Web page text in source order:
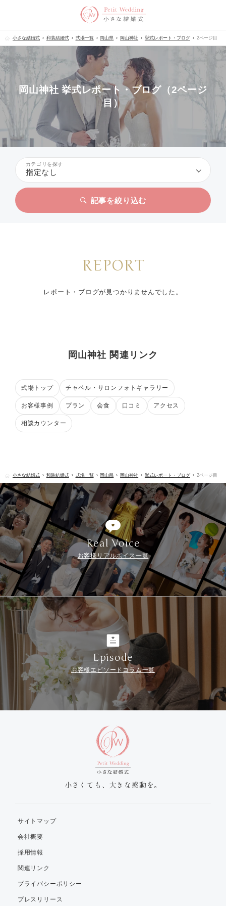
小さな結婚式 和装結婚式 式場一覧 岡山県 岡山神社 挙式レポート・ブログ 2ページ目
岡山神社 挙式レポート・ブログ（2ページ
目）
カテゴリを探す
指定なし
記事を絞り込む
REPORT
レポート・ブログが見つかりませんでした。
岡山神社 関連リンク
式場トップ チャペル・サロンフォトギャラリー
お客様事例 プラン 会食 口コミ アクセス
相談カウンター
小さな結婚式 和装結婚式 式場一覧 岡山県 岡山神社 挙式レポート・ブログ 2ページ目
Real Voice
お客様リアルボイス一覧
Episode
お客様エピソードコラム一覧
小さくても、大きな感動を。
サイトマップ
会社概要
採用情報
関連リンク
プライバシーポリシー
プレスリリース